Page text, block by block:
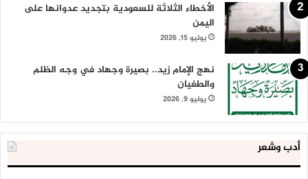
الأخطاء الثلاثة للسعودية بتجديد عدوانها على
اليمن
يوليو 15, 2026
نهج الإمام زيد.. بصيرة وجهاد في وجه الظلم
والطغيان
يوليو 9, 2026
أدب وشعر